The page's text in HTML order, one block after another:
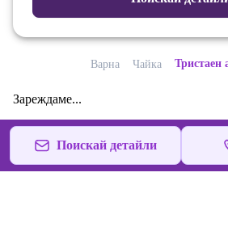
Варна Чайка Тристаен
Зареждаме...
Поискай детайли